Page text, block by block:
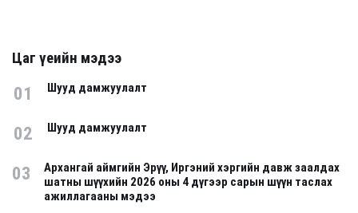
Цаг үеийн мэдээ
01 Шууд дамжуулалт
02 Шууд дамжуулалт
03
Архангай аймгийн Эрүү, Иргэний хэргийн давж заалдах
шатны шүүхийн 2026 оны 4 дүгээр сарын шүүн таслах
ажиллагааны мэдээ